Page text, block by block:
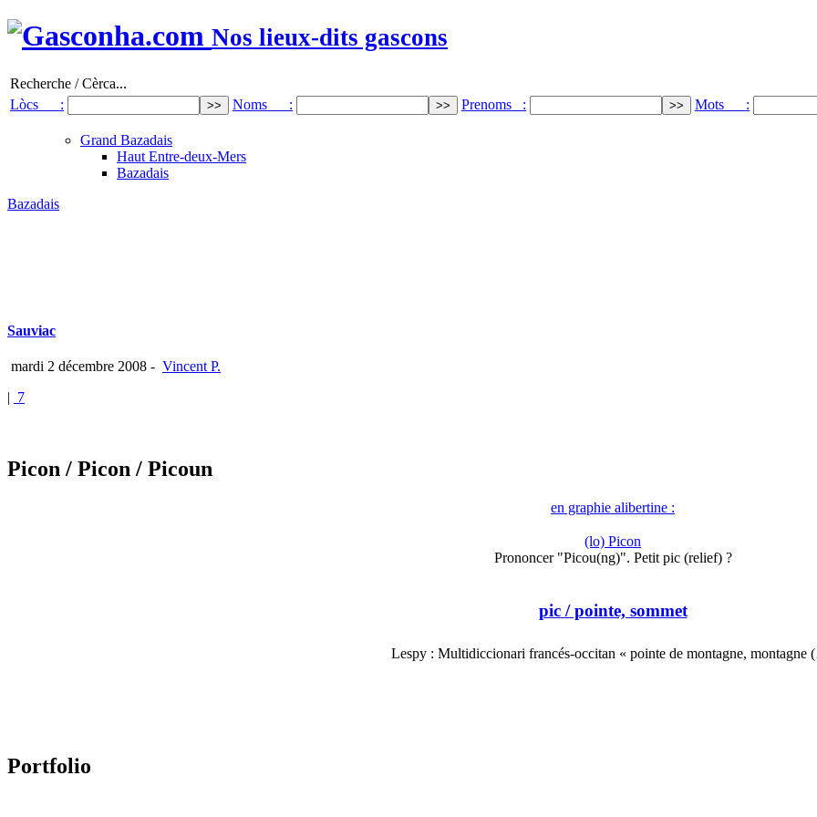
Nos lieux-dits gascons
Recherche / Cèrca...
Lòcs :
Noms : Prenoms : Mots :
Grand Bazadais
Haut Entre-deux-Mers
Bazadais
Bazadais
Sauviac
mardi 2 décembre 2008 - Vincent P.
| 7
Picon / Picon / Picoun
en graphie alibertine :
(lo) Picon
Prononcer "Picou(ng)". Petit pic (relief) ?
pic/ pointe, sommet
Lespy : Multidiccionari francés-occitan « pointe de montagne,
Portfolio